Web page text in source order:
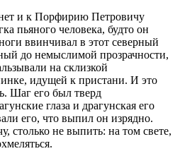
и к Порфирию Петровичу
пьяного человека, будто он
ввинчивал в этот северный
до немыслимой прозрачности,
на склизкой
идущей к пристани. И это
Шаг его был тверд
глаза и драгунская его
его, что выпил он изрядно.
столько не выпить: на том свете,